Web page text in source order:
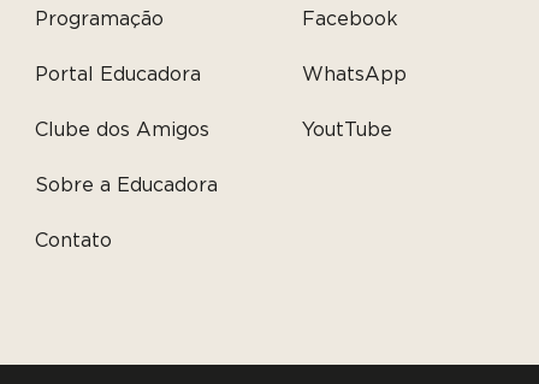
Programação
Portal Educadora
Clube dos Amigos
Sobre a Educadora
Contato
Facebook
WhatsApp
YoutTube